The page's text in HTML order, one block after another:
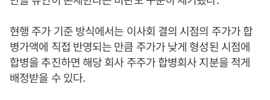
현행 주가 기준 방식에서는 이사회 결의 시점의 주가가 합
병가액에 직접 반영되는 만큼 주가가 낮게 형성된 시점에
합병을 추진하면 해당 회사 주주가 합병회사 지분을 적게
배정받을 수 있다.